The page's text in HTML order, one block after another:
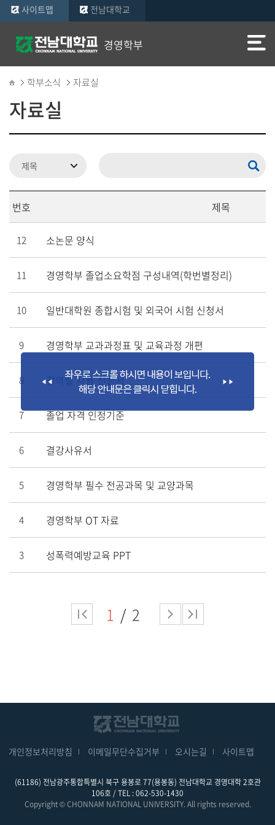
사이트맵 전남대학교
경영학부
학부소식 자료실
자료실
번호 제목
12 소논문 양식
11 경영학부 졸업소요학점 구성내역(학번별정리)
10 일반대학원 종합시험 및 외국어 시험 신청서
9 경영학부 교과과정표 및 교육과정 개편
8 강의실 사용 신청서
7 졸업 자격 인정기준
6 결강사유서
5 경영학부 필수 전공과목 및 교양과목
4 경영학부 OT 자료
3 성폭력예방교육 PPT
1 2
개인정보처리방침 이메일무단수집거부 오시는길 사이트맵
(61186) 전남광주통합특별시 북구 용봉로 77(용봉동) 전남대학교 경영대학 2호관
106호 / TEL : 062-530-1430
Copyright © CHONNAM NATIONAL UNIVERSITY. All rights reserved.